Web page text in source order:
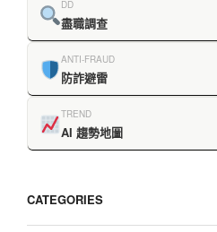
DD
盡職調查
ANTI-FRAUD
防詐避雷
TREND
AI 趨勢地圖
CATEGORIES